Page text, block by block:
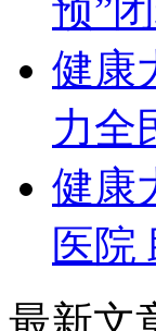
预”
健康
力全
健康
医院